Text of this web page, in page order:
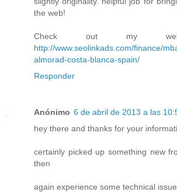
the web!
Check out my
http://www.seolinkads.com/finance/
almorad-costa-blanca-spain/
Responder
Anónimo 6 de abril de 2013 a las
hey there and thanks for your
certainly picked up something new
then
again experience some technical